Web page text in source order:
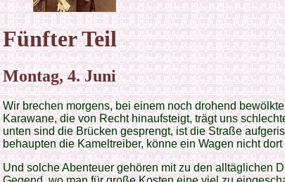
FünfterTeil
Montag, 4. Juni
Wir brechen morgens, bei einem noch drohend
Karawane, die von Recht hinaufsteigt, trägt uns
unten sind die Brücken gesprengt, ist die Straße
behaupten die Kameltreiber, könne ein Wagen nicht
Und solche Abenteuer gehören mit zu den alltäglichen